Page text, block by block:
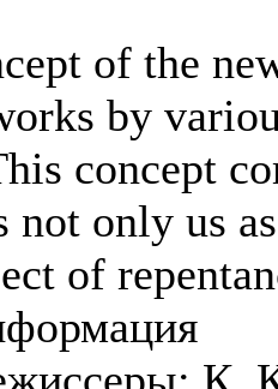
of the
by
concept
not only us
of